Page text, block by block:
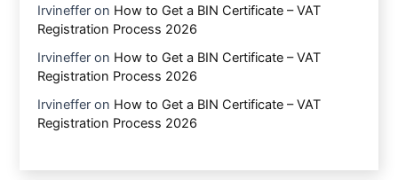
Irvineffer on How to Get a BIN Certificate – VAT
Registration Process 2026
Irvineffer on How to Get a BIN Certificate – VAT
Registration Process 2026
Irvineffer on How to Get a BIN Certificate – VAT
Registration Process 2026